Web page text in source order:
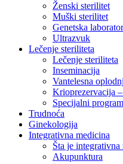
Ženski sterilitet
Muški sterilitet
Genetska
Ultrazvuk
Lečenje steriliteta
Lečenje steriliteta
Inseminacija
Vantelesna
Krioprezervacija
Specijalni
Trudnoća
Ginekologija
Integrativna medicina
Šta je integrativna
Akupunktura